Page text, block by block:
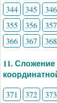
344 345 346
355
356 357
366
367 368
11.
371 372 373